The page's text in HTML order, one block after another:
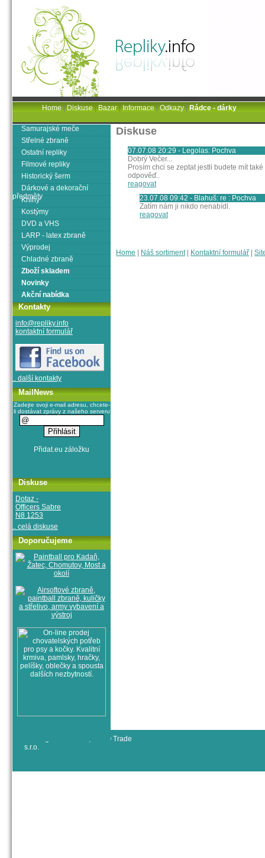
Diskuse
07.07.08 20:29 - Legolas: Pochva
Dobrý Večer...
Prosím chci se zeptat jestli budete mít
odpověď..
reagovat
23.07.08 09:42 - Blahuš: re : Pochva
Zatím nám ji nikdo nenabídl.
reagovat
Home Náš sortiment| Kontaktní formulář
Samurajské meče
Střelné zbraně
Ostatní repliky
Filmové repliky
Historický šerm
Dárkové a dekorační
předměty
Knihy
Kostýmy
DVD a VHS
LARP - latex zbraně
Výprodej
Chladné zbraně
Zboží skladem
Novinky
Akční nabídka
Kontakty
info@repliky.info
kontaktní formulář
.. další kontakty
MailNews
Zadejte svoji e-mail adresu, chcete-
li dostávat zprávy z našeho serveru
Diskuse
Dotaz -
Officers Sabre
N8 1253
.. celá diskuse
Doporučujeme
Home|Diskuse|Bazar|Informace|Odkazy|Rádce - dárky
© All rights reserved, RYJO Trade
s.r.o.